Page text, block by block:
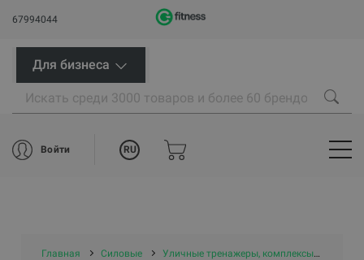
67994044
Для бизнеса
Войти RU
Главная Силовые Уличные тренажеры, комплексы и площадки